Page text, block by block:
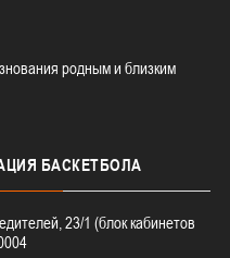
родным и близким
БАСКЕТБОЛА
23/1 (блок кабинетов